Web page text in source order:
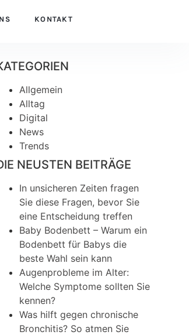
KONTAKT
Allgemein
Alltag
Digital
News
Trends
NEUSTEN BEITRÄGE
In unsicheren Zeiten fragen
Sie diese Fragen, bevor Sie
eine Entscheidung treffen
Baby Bodenbett – Warum ein
Bodenbett für Babys die
beste Wahl sein kann
Augenprobleme im Alter:
Welche Symptome sollten Sie
kennen?
Was hilft gegen chronische
Bronchitis? So atmen Sie